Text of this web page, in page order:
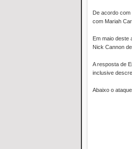
De acordo
com Mariah
Em maio deste
Nick Cannon
A resposta de
inclusive
Abaixo o